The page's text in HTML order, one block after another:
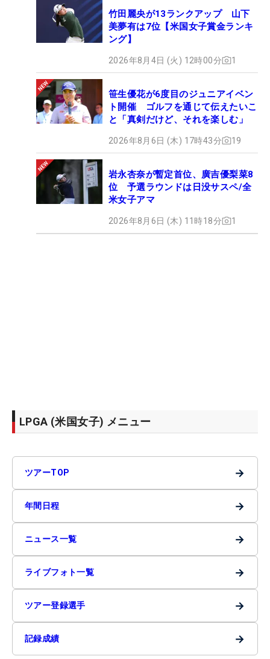
竹田麗央が13ランクアップ 山下
美夢有は7位【米国女子賞金ランキ
ング】
2026年8月4日 (火) 12時00分 1
笹生優花が6度目のジュニアイベン
ト開催 ゴルフを通じて伝えたいこ
と「真剣だけど、それを楽しむ」
2026年8月6日 (木) 17時43分 19
岩永杏奈が暫定首位、廣吉優梨菜8
位 予選ラウンドは日没サスペ/全
米女子アマ
2026年8月6日 (木) 11時18分 1
LPGA (米国女子) メニュー
ツアーTOP →
年間日程 →
ニュース一覧 →
ライブフォト一覧 →
ツアー登録選手 →
記録成績 →